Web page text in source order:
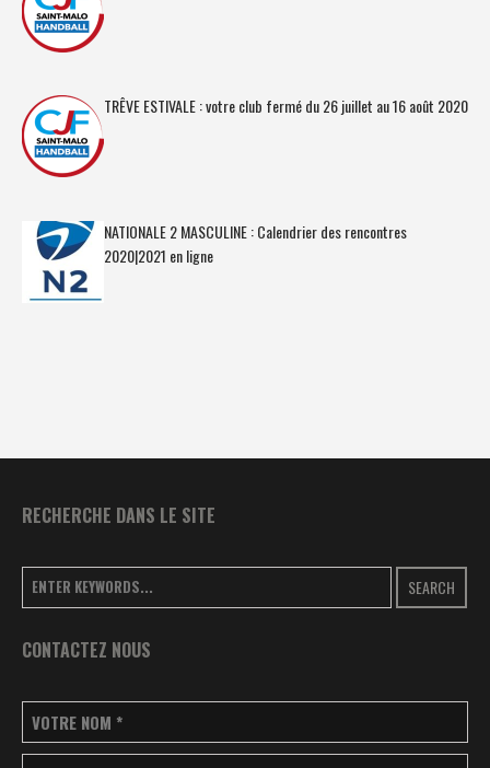
TRÊVE ESTIVALE : votre club fermé du 26 juillet au 16 août 2020
NATIONALE 2 MASCULINE : Calendrier des rencontres
2020|2021 en ligne
RECHERCHE DANS LE SITE
SEARCH
CONTACTEZ NOUS
VOTRE NOM *